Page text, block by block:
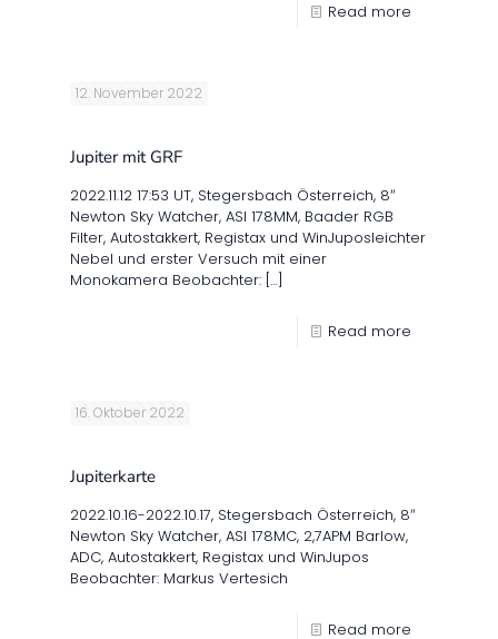
Read more
12. November 2022
Jupiter mit GRF
2022.11.12 17:53 UT, Stegersbach Österreich, 8″
Newton Sky Watcher, ASI 178MM, Baader RGB
Filter, Autostakkert, Registax und WinJuposleichter
Nebel und erster Versuch mit einer
Monokamera Beobachter: […]
Read more
16. Oktober 2022
Jupiterkarte
2022.10.16-2022.10.17, Stegersbach Österreich, 8″
Newton Sky Watcher, ASI 178MC, 2,7APM Barlow,
ADC, Autostakkert, Registax und WinJupos
Beobachter: Markus Vertesich
Read more